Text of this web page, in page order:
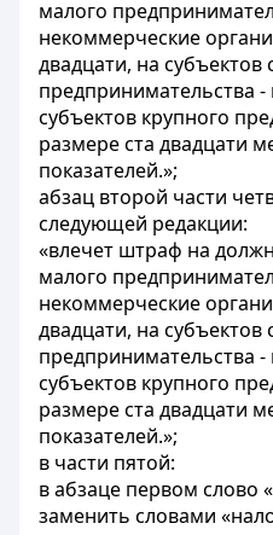
малого
некоммерческие
двадцати, на субъектов
предпринимательства
субъектов крупного
размере ста двадцати
показателей.»;
абзац второй части
следующей редакции:
«влечет штраф на
малого
некоммерческие
двадцати, на субъектов
предпринимательства
субъектов крупного
размере ста двадцати
показателей.»;
в части пятой:
в абзаце первом слово
заменить словами